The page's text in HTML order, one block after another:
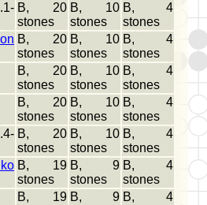
B, 20
stones
B, 10
stones
B, 4
stones
B, 20
stones
B, 10
stones
B, 4
stones
B, 20
stones
B, 10
stones
B, 4
stones
B, 20
stones
B, 10
stones
B, 4
stones
B, 20
stones
B, 10
stones
B, 4
stones
B, 19
stones
B, 9
stones
B, 4
stones
B, 19 B, 9 B, 4